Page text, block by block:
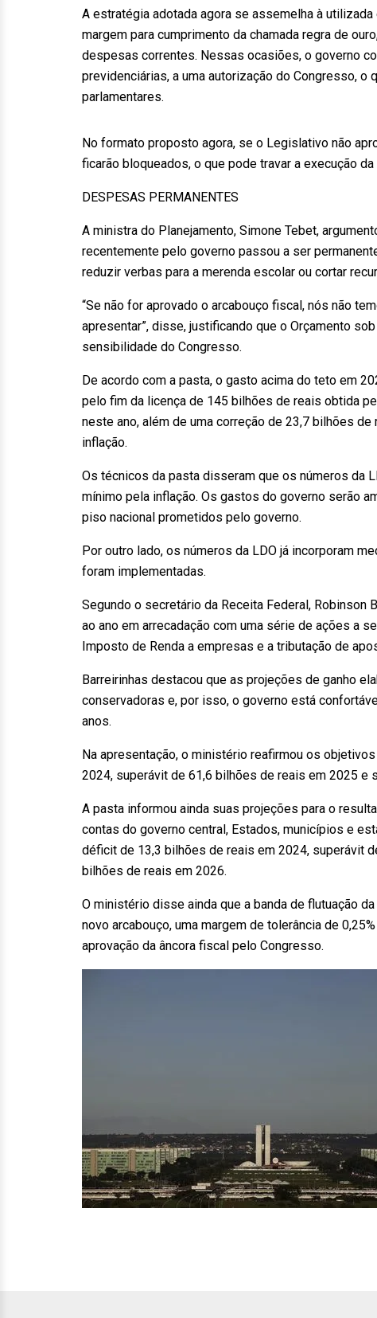
A estratégia adotada agora se assemelha à
margem para cumprimento da chamada regra de
despesas correntes. Nessas ocasiões, o governo
previdenciárias, a uma autorização do Congresso,
parlamentares.
No formato proposto agora, se o Legislativo não
ficarão bloqueados, o que pode travar a execução da
DESPESAS PERMANENTES
A ministra do Planejamento, Simone Tebet,
recentemente pelo governo passou a ser
reduzir verbas para a merenda escolar ou cortar
“Se não for aprovado o arcabouço fiscal, nós não
apresentar”, disse, justificando que o Orçamento
sensibilidade do Congresso.
De acordo com a pasta, o gasto acima do teto em
pelo fim da licença de 145 bilhões de reais obtida
neste ano, além de uma correção de 23,7 bilhões
inflação.
Os técnicos da pasta disseram que os números da
mínimo pela inflação. Os gastos do governo serão
piso nacional prometidos pelo governo.
Por outro lado, os números da LDO já incorporam
foram implementadas.
Segundo o secretário da Receita Federal, Robinson
ao ano em arrecadação com uma série de ações a
Imposto de Renda a empresas e a tributação de
Barreirinhas destacou que as projeções de ganho
conservadoras e, por isso, o governo está
anos.
Na apresentação, o ministério reafirmou os
2024, superávit de 61,6 bilhões de reais em 2025
A pasta informou ainda suas projeções para o
contas do governo central, Estados, municípios e
déficit de 13,3 bilhões de reais em 2024, superávit
bilhões de reais em 2026.
O ministério disse ainda que a banda de flutuação
novo arcabouço, uma margem de tolerância de
aprovação da âncora fiscal pelo Congresso.